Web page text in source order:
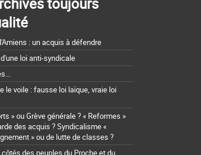
: un acquis à défendre
loi anti-syndicale
le voile : fausse loi laïque, vraie loi
» ou Grève générale ? « Reformes »
des acquis ? Syndicalisme «
» ou de lutte de classes ?
côtés des peuples du Proche et du